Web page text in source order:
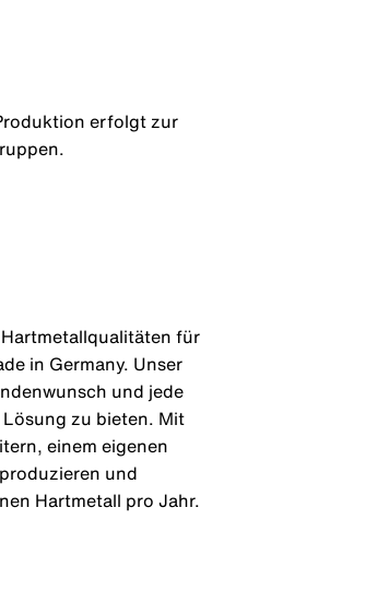
erfolgt zur
für
in Germany. Unser
und jede
zu bieten. Mit
einem eigenen
und
Hartmetall pro Jahr.